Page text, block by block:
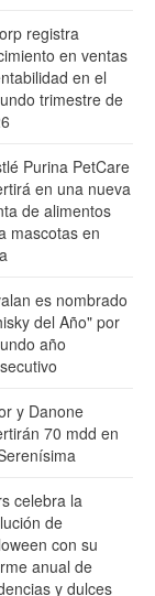
registra
en ventas
en el
trimestre de
Purina PetCare
en una nueva
de alimentos
mascotas en
es nombrado
del Año" por
año
y Danone
70 mdd en
celebra la
de
con su
anual de
y dulces